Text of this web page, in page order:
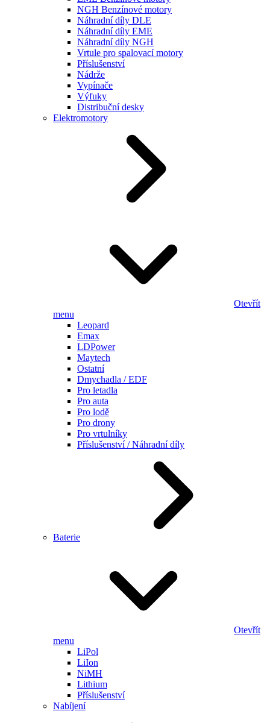
NGH Benzínové motory
Náhradní díly DLE
Náhradní díly EME
Náhradní díly NGH
Vrtule pro spalovací motory
Příslušenství
Nádrže
Vypínače
Výfuky
Distribuční desky
Elektromotory
Otevřít
menu
Leopard
Emax
LDPower
Maytech
Ostatní
Dmychadla / EDF
Pro letadla
Pro auta
Pro lodě
Pro drony
Pro vrtulníky
Příslušenství / Náhradní díly
Baterie
Otevřít
menu
LiPol
LiIon
NiMH
Lithium
Příslušenství
Nabíjení